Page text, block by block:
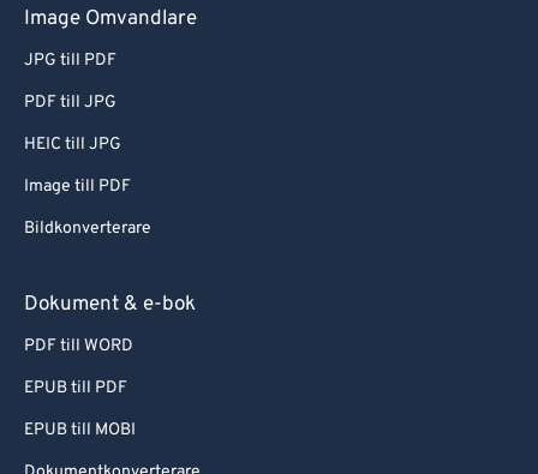
Image Omvandlare
JPG till PDF
PDF till JPG
HEIC till JPG
Image till PDF
Bildkonverterare
Dokument & e-bok
PDF till WORD
EPUB till PDF
EPUB till MOBI